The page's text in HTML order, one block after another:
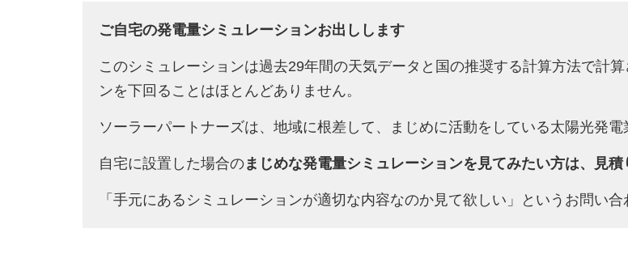
ご自宅の発電量シミュレーションお出しします
このシミュレーションは過去29年間の天気データと国の推奨する計算方法で計
ンを下回ることはほとんどありません。
ソーラーパートナーズは、地域に根差して、まじめに活動をしている太陽光発電
自宅に設置した場合のまじめな発電量シミュレーションを見てみたい方は、見積
「手元にあるシミュレーションが適切な内容なのか見て欲しい」というお問い合